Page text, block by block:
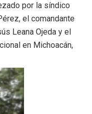
por la síndico
el comandante
Leana Ojeda y el
en Michoacán,